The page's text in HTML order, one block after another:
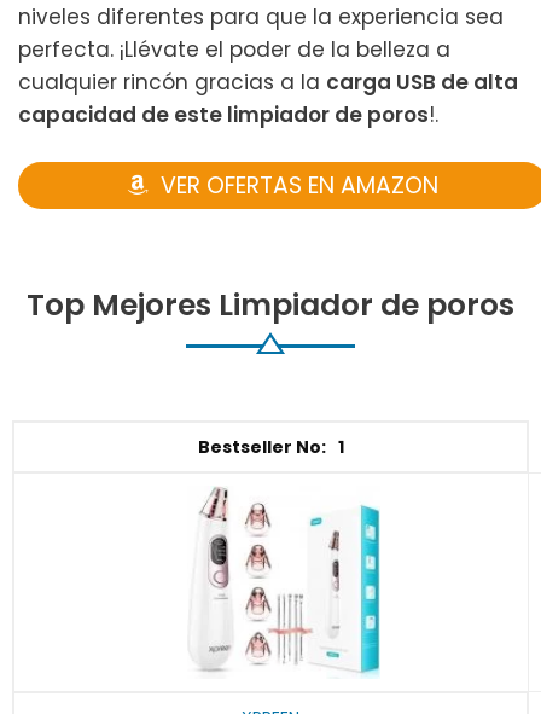
niveles diferentes para que la experiencia sea
perfecta. ¡Llévate el poder de la belleza a
cualquier rincón gracias a la carga USB de alta
capacidad de este limpiador de poros!.
VER OFERTAS EN AMAZON
Top Mejores Limpiador de poros
1